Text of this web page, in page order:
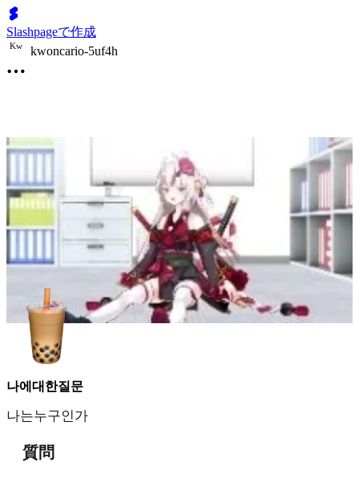
Slashpageで作成
Kw kwoncario-5uf4h
나에대한질문
나는누구인가
質問